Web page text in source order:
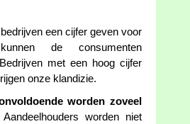
een cijfer geven voor
de consumenten
met een hoog cijfer
onze klandizie.
worden zoveel
Aandeelhouders worden niet